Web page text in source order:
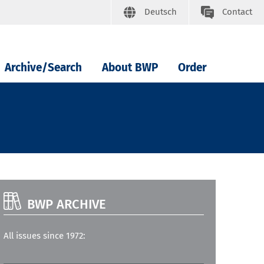
Deutsch Contact
Archive/Search About BWP Order
BWP ARCHIVE
All issues since 1972: